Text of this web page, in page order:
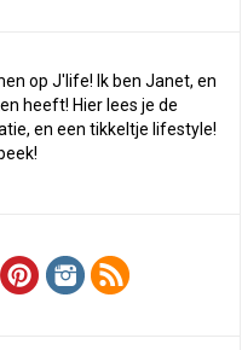
op J'life! Ik ben Janet, en
heeft! Hier lees je de
en een tikkeltje lifestyle!
!